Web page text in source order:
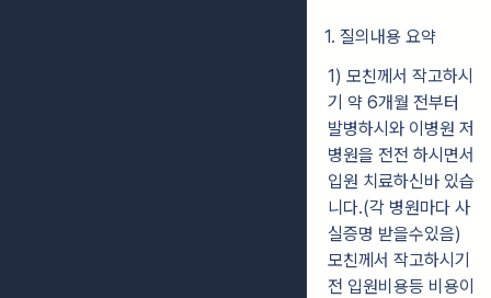
1. 질의내용 요약
1) 모친께서 작고하시
기 약 6개월 전부터
발병하시와 이병원 저
병원을 전전 하시면서
입원 치료하신바 있습
니다.(각 병원마다 사
실증명 받을수있음)
모친께서 작고하시기
전 입원비용등 비용이